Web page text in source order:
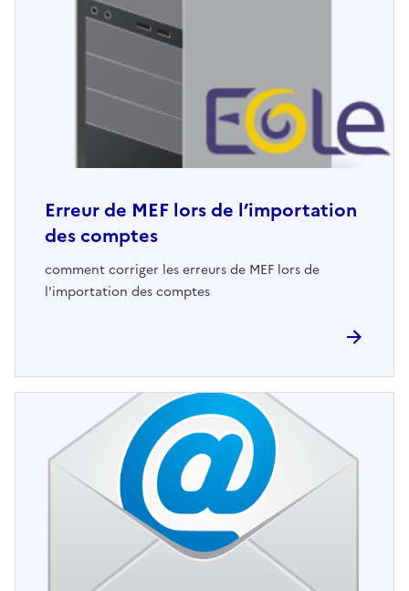
Erreur de MEF lors de l’importation
des comptes
comment corriger les erreurs de MEF lors de
l'importation des comptes